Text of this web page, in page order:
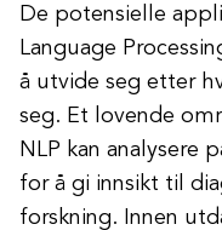
De potensielle
Language
å utvide seg etter
seg. Et lovende
NLP kan analysere
for å gi innsikt til
forskning. Innen